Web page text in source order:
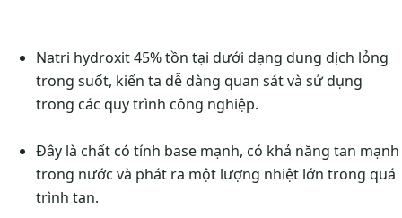
Natri hydroxit 45% tồn tại dưới dạng dung dịch lỏng
trong suốt, kiến ta dễ dàng quan sát và sử dụng
trong các quy trình công nghiệp.
Đây là chất có tính base mạnh, có khả năng tan mạnh
trong nước và phát ra một lượng nhiệt lớn trong quá
trình tan.